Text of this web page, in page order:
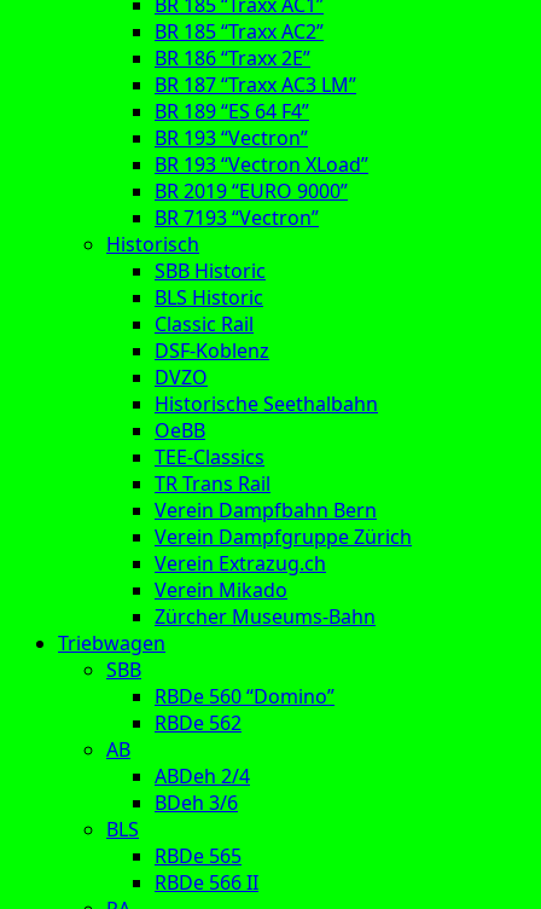
BR 185 “Traxx AC2”
BR 186 “Traxx 2E”
BR 187 “Traxx AC3 LM”
BR 189 “ES 64 F4”
BR 193 “Vectron”
BR 193 “Vectron XLoad”
BR 2019 “EURO 9000”
BR 7193 “Vectron”
Historisch
SBB Historic
BLS Historic
Classic Rail
DSF-Koblenz
DVZO
Historische Seethalbahn
OeBB
TEE-Classics
TR Trans Rail
Verein Dampfbahn Bern
Verein Dampfgruppe Zürich
Verein Extrazug.ch
Verein Mikado
Zürcher Museums-Bahn
Triebwagen
SBB
RBDe 560 “Domino”
RBDe 562
AB
ABDeh 2/4
BDeh 3/6
BLS
RBDe 565
RBDe 566 II